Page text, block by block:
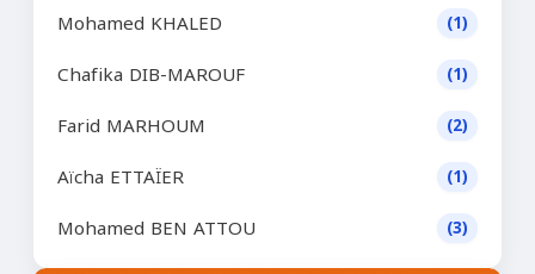
Mohamed KHALED (1)
Chafika DIB-MAROUF (1)
Farid MARHOUM (2)
Aïcha ETTAÏER (1)
Mohamed BEN ATTOU (3)